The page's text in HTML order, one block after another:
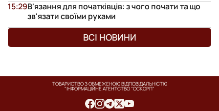
В'язання для початківців: з чого почати та що
зв'язати своїми руками
15:29
ВСІ НОВИНИ
ТОВАРИСТВО З ОБМЕЖЕНОЮ ВІДПОВІДАЛЬНІСТЮ
"ІНФОРМАЦІЙНЕ АГЕНТСТВО "ОСКОРП"